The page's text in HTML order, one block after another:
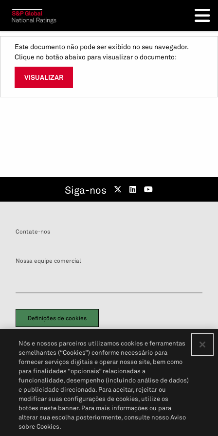
Este documento não pode ser exibido no seu navegador.
Clique no botão abaixo para visualizar o documento:
VISUALIZAR
Siga-nos
Contate-nos
Nossa equipe comercial
Definições de cookies
Política de PrivacidadePortal de privacidade do cliente (em inglês)
Não Venda Minhas Informações Pessoais© 2026 S&P Global
Nós e nossos parceiros utilizamos cookies e ferramentas
semelhantes (“Cookies”) conforme necessário para
fornecer serviços digitais e operar nosso site, bem como
para finalidades “opcionais” relacionadas a
funcionalidade, desempenho (incluindo análise de dados)
e publicidade direcionada. Para aceitar, rejeitar ou
modificar suas configurações de cookies, utilize os
botões neste banner. Para mais informações ou para
alterar sua escolha posteriormente, consulte nosso Aviso
sobre Cookies.